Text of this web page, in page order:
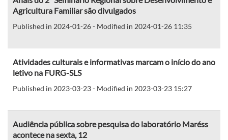
Agricultura Familiar são divulgados
Published in 2024-01-26 - Modified in 2024-01-26 11:35
Atividades culturais e informativas marcam o início do ano
letivo na FURG-SLS
Published in 2023-03-23 - Modified in 2023-03-23 15:27
Audiência pública sobre pesquisa do laboratório Maréss
acontece na sexta, 12